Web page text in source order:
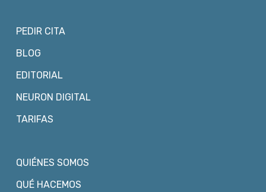
PEDIR CITA
BLOG
EDITORIAL
NEURON DIGITAL
TARIFAS
QUIÉNES SOMOS
QUÉ HACEMOS